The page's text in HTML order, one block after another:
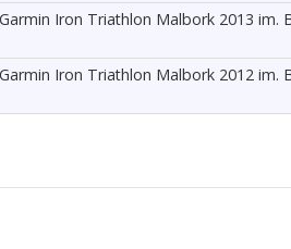
Garmin Iron Triathlon Malbork 2013 im.
Garmin Iron Triathlon Malbork 2012 im.